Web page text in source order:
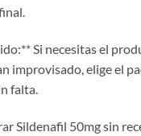
Si necesitas el
improvisado, elige el
falta.
Sildenafil 50mg sin